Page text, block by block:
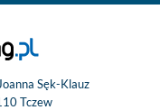
Sęk-Klauz
Tczew